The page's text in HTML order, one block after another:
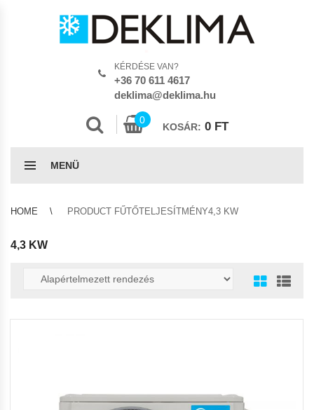
KÉRDÉSE VAN?
+36 70 611 4617
deklima@deklima.hu
0
KOSÁR: 0 FT
MENÜ
HOME PRODUCT FŰTŐTELJESÍTMÉNY4,3 KW
4,3 KW